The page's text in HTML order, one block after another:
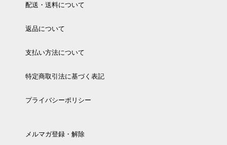
配送・送料について
返品について
支払い方法について
特定商取引法に基づく表記
プライバシーポリシー
メルマガ登録・解除